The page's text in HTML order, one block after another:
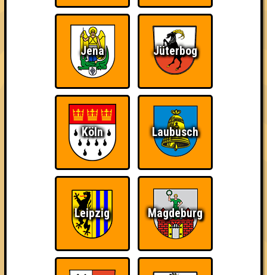
Gibt es hier!
Schon wieder einer falsch geparkt? Märkisch mir!
Nachbarn wieder zu laut? Märkisch mir!
Schon wieder wer den Müll falsch getrennt? Märkisch mir!
...ja, wenn wir Almans uns Dinge so gut merken können, wird es
wohl langsam Zeit, dieses Talent zu nutzen! Und zwar beim 3.
Quizlabor im zauberhaften Damm 119! Kommet zuhauf!
In drei aufregenden Runden ballern euch die Quizmaster allerlei
Fragen zu allerlei Sachen, sowie wahnsinnige Bilderrätsel,
Computerstimmen und andere Spielchen um die Ohren!
Schnapp dir deine (neunmal)klügsten und trinkfestesten
Freunde und zeigt den anderen Teams, wo der Frosch die
Locken hat. Gewinnt ihr, gibt es Schnaps, seid ihr mittelmäßig,
gibt es Schnaps, seid ihr glücklich, gibt es Schnaps. Kurzum: es
wir freuen uns auf Euch ❤️
Jena Jüterbog
Köln Laubusch
Leipzig Magdeburg